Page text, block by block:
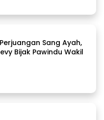
Sang Ayah,
Bijak Pawindu Wakil